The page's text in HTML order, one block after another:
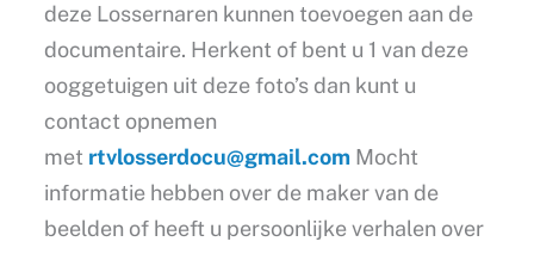
deze Lossernaren kunnen toevoegen aan de
documentaire. Herkent of bent u 1 van deze
ooggetuigen uit deze foto’s dan kunt u
contact opnemen
met rtvlosserdocu@gmail.comMocht
informatie hebben over de maker van de
beelden of heeft u persoonlijke verhalen over